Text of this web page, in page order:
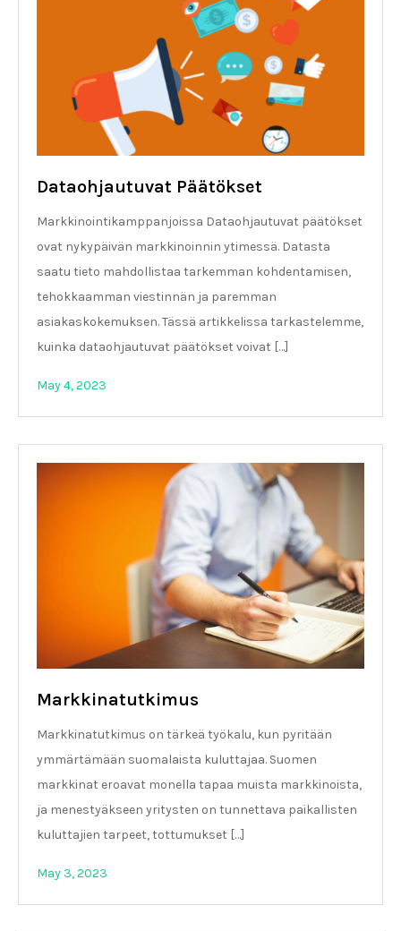
Dataohjautuvat Päätökset
Markkinointikamppanjoissa Dataohjautuvat päätökset
ovat nykypäivän markkinoinnin ytimessä. Datasta
saatu tieto mahdollistaa tarkemman kohdentamisen,
tehokkaamman viestinnän ja paremman
asiakaskokemuksen. Tässä artikkelissa tarkastelemme,
kuinka dataohjautuvat päätökset voivat […]
May 4, 2023
Markkinatutkimus
Markkinatutkimus on tärkeä työkalu, kun pyritään
ymmärtämään suomalaista kuluttajaa. Suomen
markkinat eroavat monella tapaa muista markkinoista,
ja menestyäkseen yritysten on tunnettava paikallisten
kuluttajien tarpeet, tottumukset […]
May 3, 2023